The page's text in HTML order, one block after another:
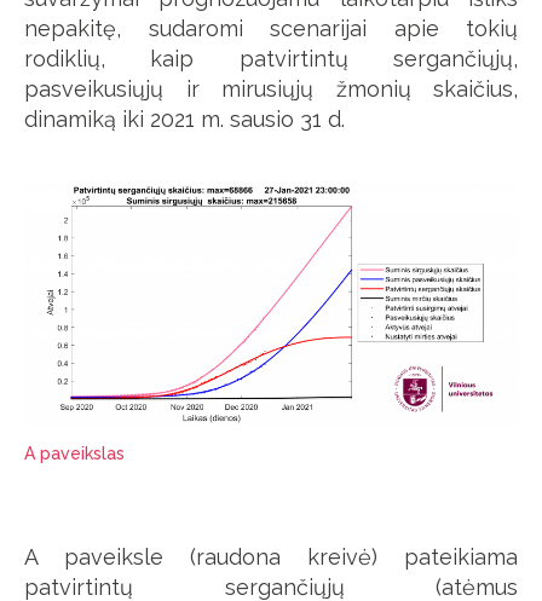
nepakitę, sudaromi scenarijai apie tokių
rodiklių, kaip patvirtintų sergančiųjų,
pasveikusiųjų ir mirusiųjų žmonių skaičius,
dinamiką iki 2021 m. sausio 31 d.
A paveikslas
A paveiksle (raudona kreivė) pateikiama
patvirtintų sergančiųjų (atėmus